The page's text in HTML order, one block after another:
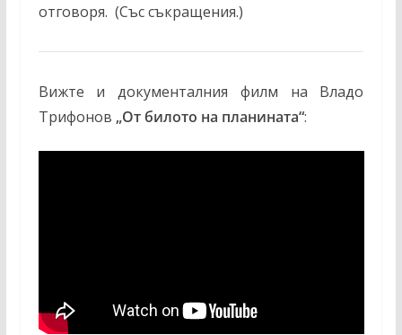
отговоря. (Със съкращения.)
Вижте и документалния филм на Владо
Трифонов „От билото на планината“: